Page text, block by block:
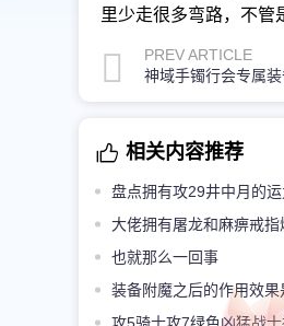
里少走很多弯路，不管
PREV ARTICLE
神域手镯行会专属
相关内容推荐
盘点拥有攻29井中月的
件极品穿搭
大佬拥有屠龙和麻痹戒
失而复得
也就那么一回事
装备附魔之后的作用效果